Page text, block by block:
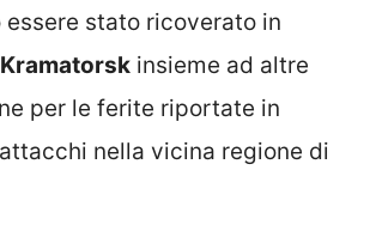
stato ricoverato in
Kramatorsk insieme ad altre
per le ferite riportate in
nella vicina regione di